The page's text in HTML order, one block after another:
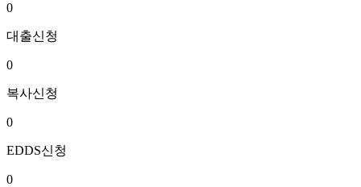
0
대출신청
0
복사신청
0
EDDS신청
0